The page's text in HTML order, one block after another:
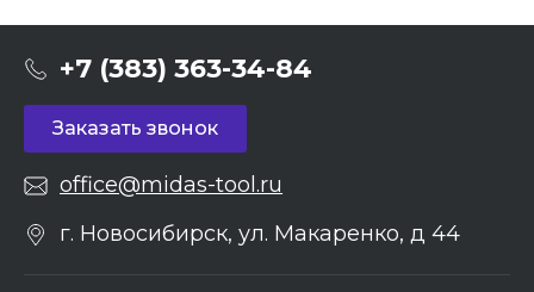
+7 (383) 363-34-84
Заказать звонок
office@midas-tool.ru
г. Новосибирск, ул. Макаренко, д 44